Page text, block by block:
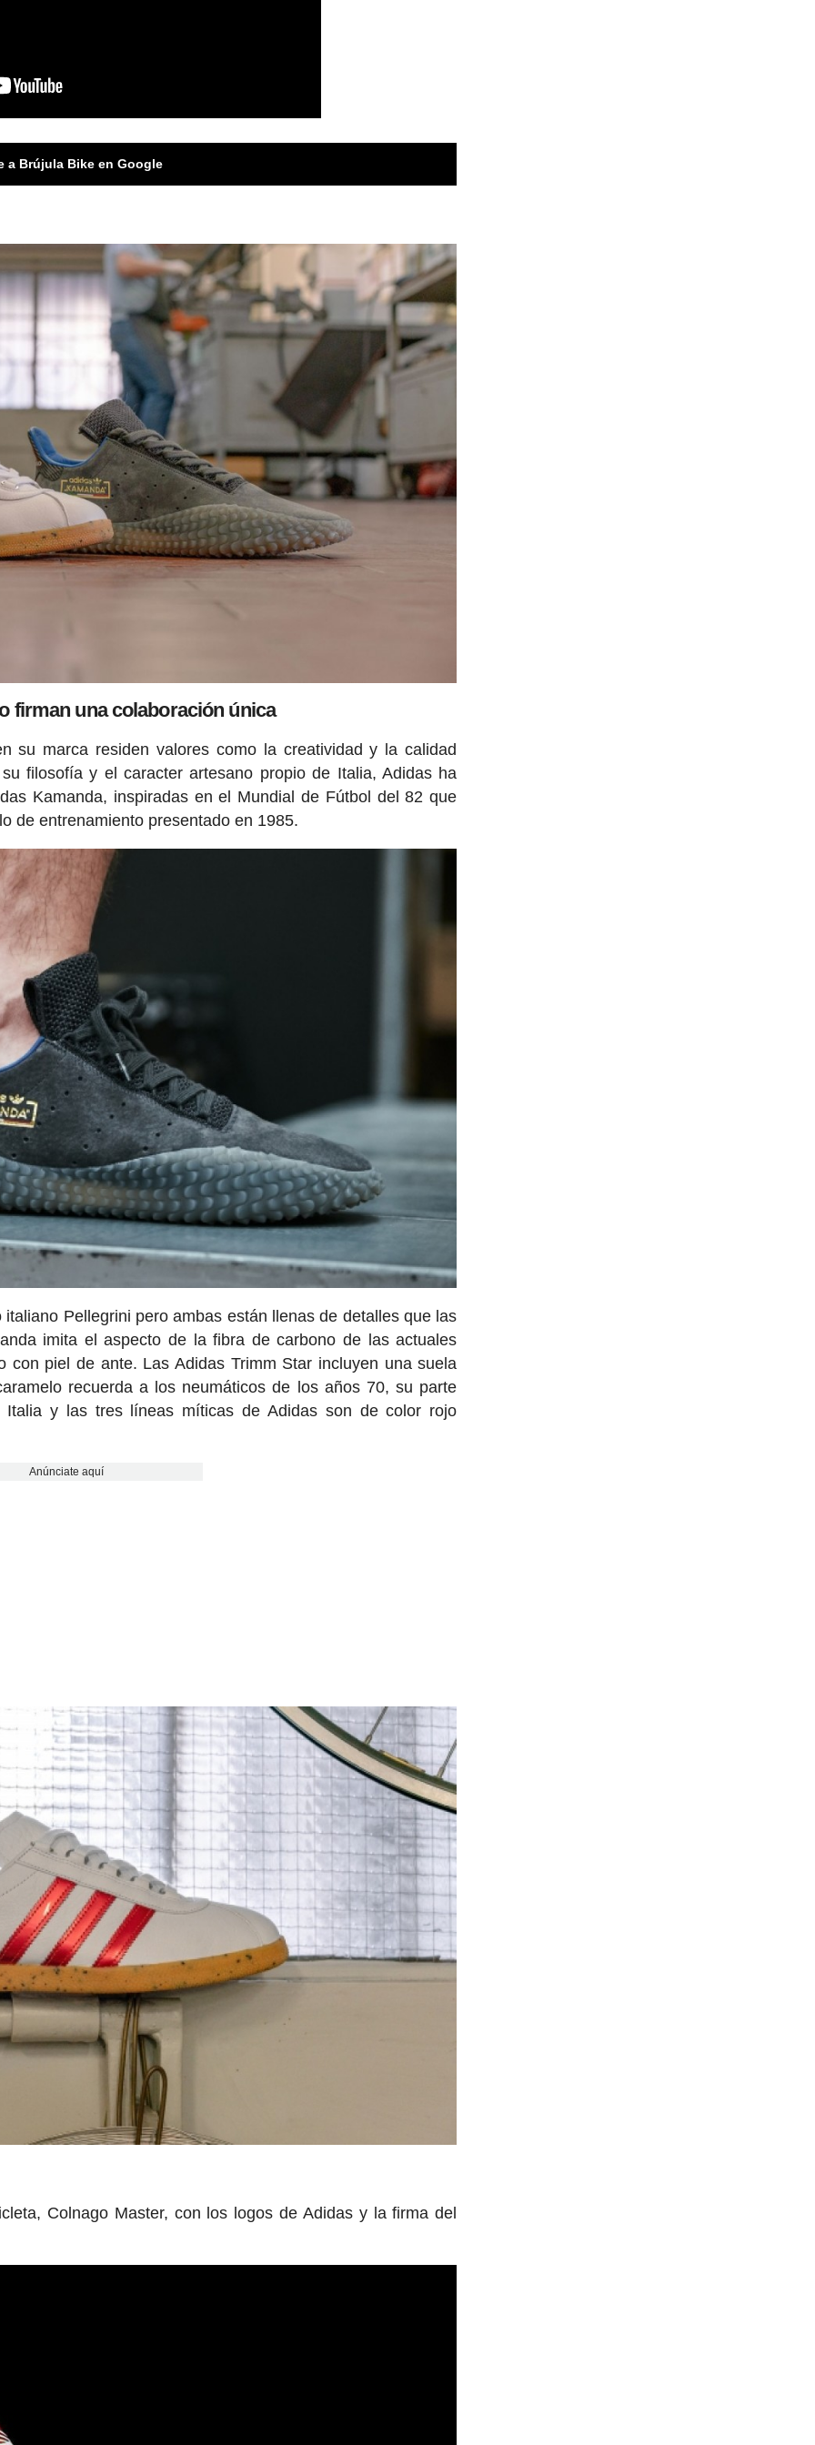
a Brújula Bike en Google
firman una colaboración única
su marca residen valores como la creatividad y la calidad
filosofía y el caracter artesano propio de Italia, Adidas ha
Kamanda, inspiradas en el Mundial de Fútbol del 82 que
de entrenamiento presentado en 1985.
Pellegrini pero ambas están llenas de detalles que las
imita el aspecto de la fibra de carbono de las actuales
con piel de ante. Las Adidas Trimm Star incluyen una suela
recuerda a los neumáticos de los años 70, su parte
y las tres líneas míticas de Adidas son de color rojo
Anúnciate aquí
Colnago Master, con los logos de Adidas y la firma del